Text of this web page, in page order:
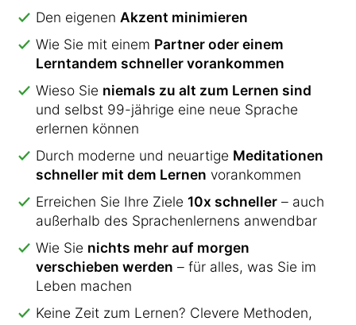
Den eigenen Akzent minimieren
Wie Sie mit einem Partner oder einem
Lerntandem schneller vorankommen
Wieso Sie niemals zu alt zum Lernen sind
und selbst 99-jährige eine neue Sprache
erlernen können
Durch moderne und neuartige Meditationen
schneller mit dem Lernen vorankommen
Erreichen Sie Ihre Ziele 10x schneller – auch
außerhalb des Sprachenlernens anwendbar
Wie Sie nichts mehr auf morgen
verschieben werden – für alles, was Sie im
Leben machen
Keine Zeit zum Lernen? Clevere Methoden,